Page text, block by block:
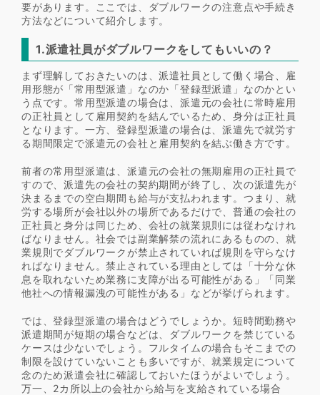
要があります。ここでは、ダブルワークの注意点や手続き
方法などについて紹介します。
1.派遣社員がダブルワークをしてもいいの？
まず理解しておきたいのは、派遣社員として働く場合、雇
用形態が「常用型派遣」なのか「登録型派遣」なのかとい
う点です。常用型派遣の場合は、派遣元の会社に常時雇用
の正社員として雇用契約を結んでいるため、身分は正社員
となります。一方、登録型派遣の場合は、派遣先で就労す
る期間限定で派遣元の会社と雇用契約を結ぶ働き方です。
前者の常用型派遣は、派遣元の会社の無期雇用の正社員で
すので、派遣先の会社の契約期間が終了し、次の派遣先が
決まるまでの空白期間も給与が支払われます。つまり、就
労する場所が会社以外の場所であるだけで、普通の会社の
正社員と身分は同じため、会社の就業規則には従わなけれ
ばなりません。社会では副業解禁の流れにあるものの、就
業規則でダブルワークが禁止されていれば規則を守らなけ
ればなりません。禁止されている理由としては「十分な休
息を取れないため業務に支障が出る可能性がある」「同業
他社への情報漏洩の可能性がある」などが挙げられます。
では、登録型派遣の場合はどうでしょうか。短時間勤務や
派遣期間が短期の場合などは、ダブルワークを禁じている
ケースは少ないでしょう。フルタイムの場合もそこまでの
制限を設けていないことも多いですが、就業規定について
念のため派遣会社に確認しておいたほうがよいでしょう。
万一、2カ所以上の会社から給与を支給されている場合